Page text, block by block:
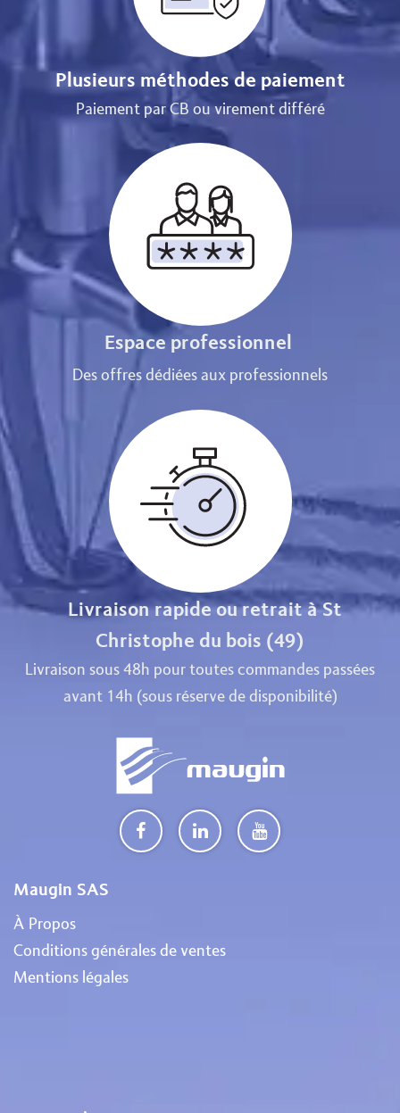
Plusieurs méthodes de paiement
Paiement par CB ou virement différé
Espace professionnel
Des offres dédiées aux professionnels
Livraison rapide ou retrait à St
Christophe du bois (49)
Livraison sous 48h pour toutes commandes passées
avant 14h (sous réserve de disponibilité)
Maugin SAS
À Propos
Conditions générales de ventes
Mentions légales